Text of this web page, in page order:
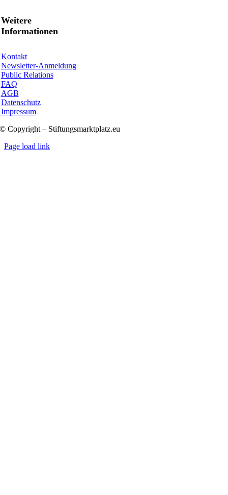
Weitere
Informationen
Kontakt
Newsletter-Anmeldung
Public Relations
FAQ
AGB
Datenschutz
Impressum
© Copyright – Stiftungsmarktplatz.eu
Page load link